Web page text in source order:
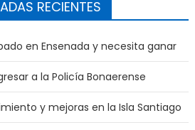
RECIENTES
en Ensenada y necesita ganar
a la Policía Bonaerense
y mejoras en la Isla Santiago